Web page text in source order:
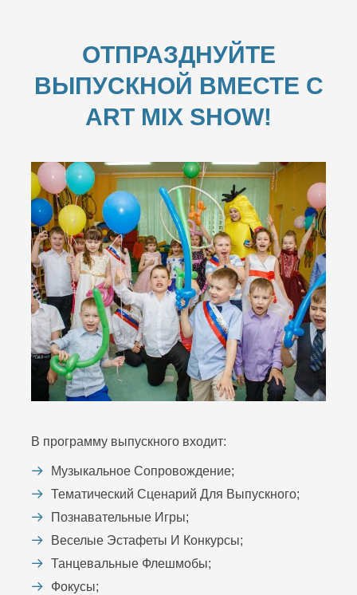
ОТПРАЗДНУЙТЕ
ВЫПУСКНОЙ ВМЕСТЕ С
ART MIX SHOW!
В программу выпускного входит:
Музыкальное Сопровождение;
Тематический Сценарий Для Выпускного;
Познавательные Игры;
Веселые Эстафеты И Конкурсы;
Танцевальные Флешмобы;
Фокусы;